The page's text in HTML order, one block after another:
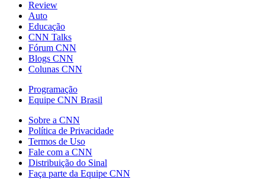
Review
Auto
Educação
CNN Talks
Fórum CNN
Blogs CNN
Colunas CNN
Programação
Equipe CNN Brasil
Sobre a CNN
Política de Privacidade
Termos de Uso
Fale com a CNN
Distribuição do Sinal
Faça parte da Equipe CNN